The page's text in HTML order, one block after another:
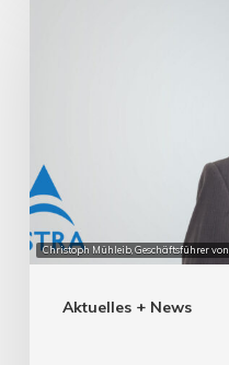
Christoph Mühleib, Geschäftsführer
Aktuelles + News